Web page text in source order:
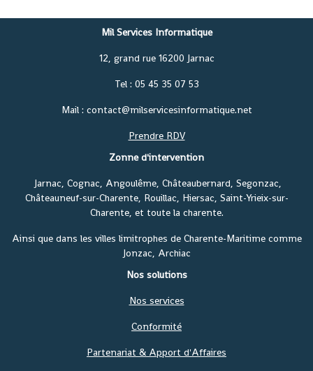
Mil Services Informatique
12, grand rue 16200 Jarnac
Tel : 05 45 35 07 53
Mail : contact@milservicesinformatique.net
Prendre RDV
Zonne d'intervention
Jarnac, Cognac, Angoulême, Châteaubernard, Segonzac,
Châteauneuf-sur-Charente, Rouillac, Hiersac, Saint-Yrieix-sur-
Charente, et toute la charente.
Ainsi que dans les villes limitrophes de Charente-Maritime comme
Jonzac, Archiac
Nos solutions
Nos services
Conformité
Partenariat & Apport d'Affaires